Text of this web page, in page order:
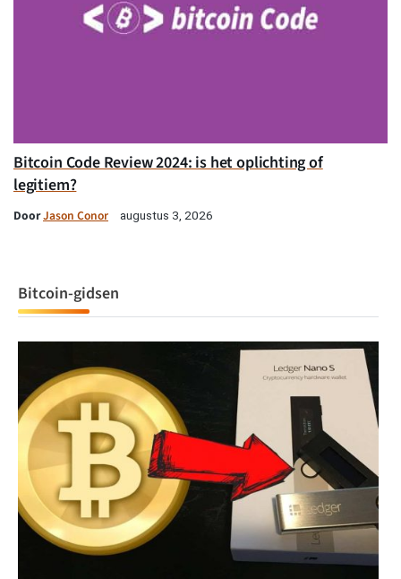
Bitcoin Code Review 2024: is het oplichting of
legitiem?
DoorJason Conor augustus 3, 2026
Bitcoin-gidsen